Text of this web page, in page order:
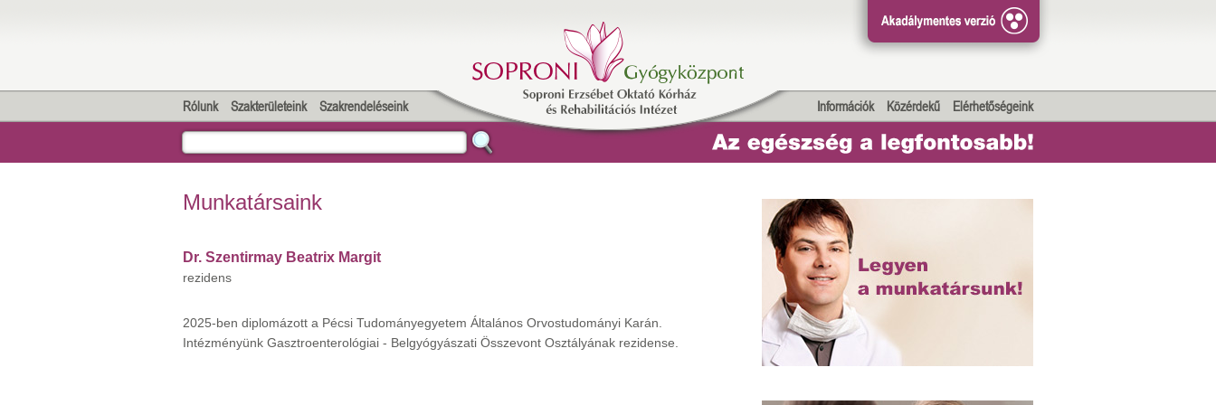
Rólunk Szakterületeink Szakrendeléseink Információk Közérdekű Elérhetőségeink
Munkatársaink
Dr. Szentirmay Beatrix Margit
rezidens
2025-ben diplomázott a Pécsi Tudományegyetem Általános Orvostudományi Karán.
Intézményünk Gasztroenterológiai - Belgyógyászati Összevont Osztályának rezidense.